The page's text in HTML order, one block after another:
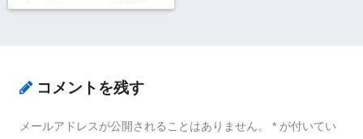
サービス！
コメントを残す
メールアドレスが公開されることはありません。 * が付いてい